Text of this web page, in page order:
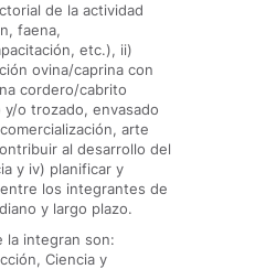
de la actividad
faena,
etc.), ii)
ovina/caprina con
cordero/cabrito
o trozado, envasado
arte
al desarrollo del
y iv) planificar y
los integrantes de
y largo plazo.
la integran son:
Ciencia y